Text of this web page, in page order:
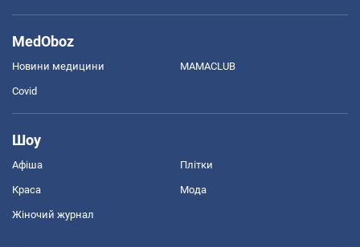
MedOboz
Новини медицини MAMACLUB
Covid
Шоу
Афіша Плітки
Краса Мода
Жіночий журнал